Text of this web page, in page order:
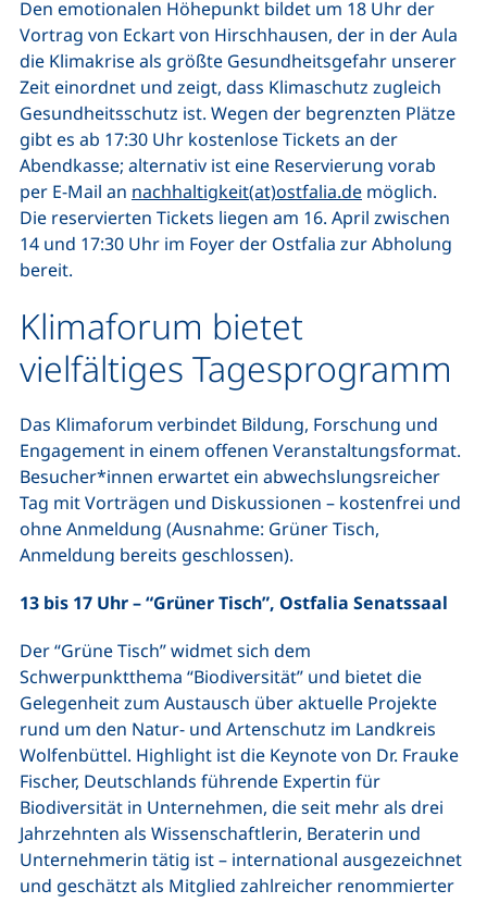
Den emotionalen Höhepunkt bildet um 18 Uhr der
Vortrag von Eckart von Hirschhausen, der in der Aula
die Klimakrise als größte Gesundheitsgefahr unserer
Zeit einordnet und zeigt, dass Klimaschutz zugleich
Gesundheitsschutz ist. Wegen der begrenzten Plätze
gibt es ab 17:30 Uhr kostenlose Tickets an der
Abendkasse; alternativ ist eine Reservierung vorab
per E-Mail an nachhaltigkeit(at)ostfalia.de(öffnet Ihr E-
möglich.
Die reservierten Tickets liegen am 16. April zwischen
14 und 17:30 Uhr im Foyer der Ostfalia zur Abholung
bereit.
Klimaforum bietet
vielfältiges Tagesprogramm
Das Klimaforum verbindet Bildung, Forschung und
Engagement in einem offenen Veranstaltungsformat.
Besucher*innen erwartet ein abwechslungsreicher
Tag mit Vorträgen und Diskussionen – kostenfrei und
ohne Anmeldung (Ausnahme: Grüner Tisch,
Anmeldung bereits geschlossen).
13 bis 17 Uhr – “Grüner Tisch”, Ostfalia Senatssaal
Der “Grüne Tisch” widmet sich dem
Schwerpunktthema “Biodiversität” und bietet die
Gelegenheit zum Austausch über aktuelle Projekte
rund um den Natur- und Artenschutz im Landkreis
Wolfenbüttel. Highlight ist die Keynote von Dr. Frauke
Fischer, Deutschlands führende Expertin für
Biodiversität in Unternehmen, die seit mehr als drei
Jahrzehnten als Wissenschaftlerin, Beraterin und
Unternehmerin tätig ist – international ausgezeichnet
und geschätzt als Mitglied zahlreicher renommierter